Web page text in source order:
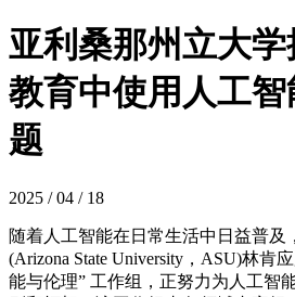
亚利桑那州立大
教育中使用人工智
题
2025 / 04 / 18
随着人工智能在日常生活中日益普及
(Arizona State University，ASU)林肯
能与伦理” 工作组，正努力为人工智